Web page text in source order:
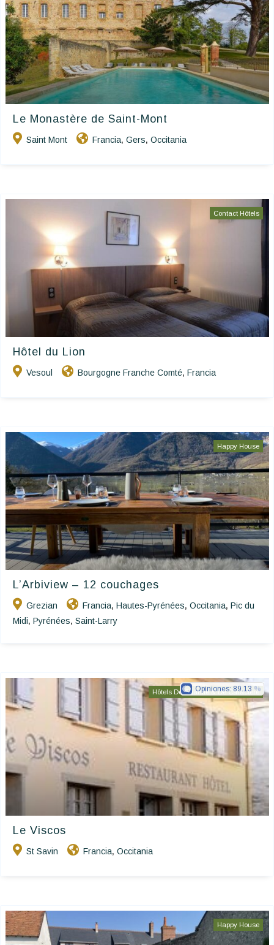
Le Monastère de Saint-Mont
Saint Mont Francia, Gers, Occitania
Contact Hôtels
Hôtel du Lion
Vesoul Bourgogne Franche Comté, Francia
Happy House
L’Arbiview – 12 couchages
Grezian Francia, Hautes-Pyrénées, Occitania, Pic du
Midi, Pyrénées, Saint-Larry
Hôtels De Charme & De Caractère
Le Viscos
St Savin Francia, Occitania
Opiniones: 89.13
Happy House